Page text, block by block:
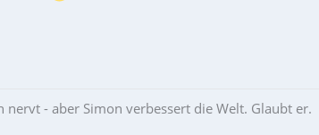
nervt - aber Simon verbessert die Welt. Glaubt er.